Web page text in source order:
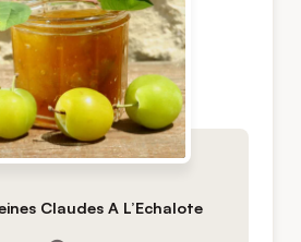
Claudes A L’Echalote